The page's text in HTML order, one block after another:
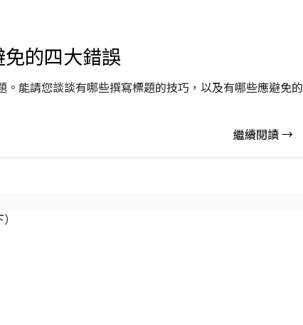
的四大錯誤
能請您談談有哪些撰寫標題的技巧，以及有哪些應避免的
繼續閱讀 →